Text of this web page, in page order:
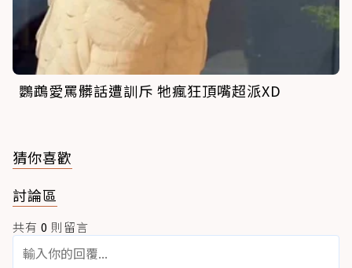
鸚鵡愛罵髒話遭訓斥 牠瘋狂頂嘴超派XD
猜你喜歡
討論區
共有 0 則留言